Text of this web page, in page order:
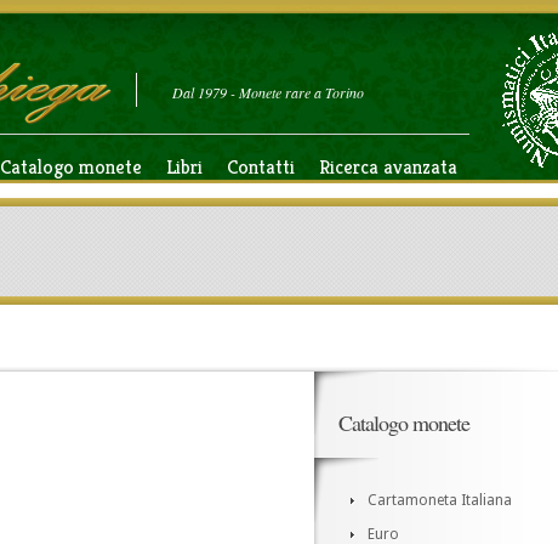
Dal 1979 - Monete rare a Torino
Catalogo monete Libri Contatti Ricerca avanzata
Catalogo monete
Cartamoneta Italiana
Euro